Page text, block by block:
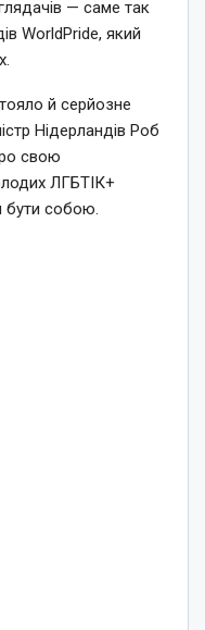
— саме так
WorldPride, який
й серйозне
Нідерландів Роб
свою
ЛГБТІК+
бути собою.